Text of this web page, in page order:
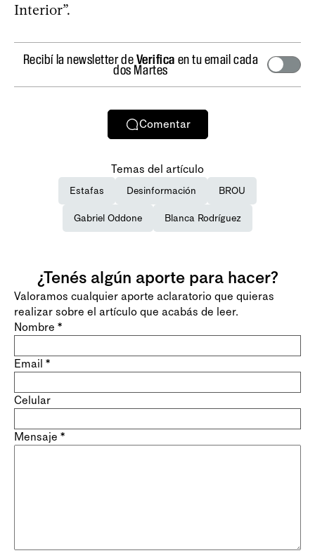
Interior”.
Recibí la newsletter deVerifica en tu email cada
dos Martes
Comentar
Temas del artículo
Estafas Desinformación BROU
Gabriel Oddone Blanca Rodríguez
¿Tenés algún aporte para hacer?
Valoramos cualquier aporte aclaratorio que quieras
realizar sobre el artículo que acabás de leer.
Nombre *
Email *
Celular
Mensaje *